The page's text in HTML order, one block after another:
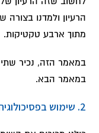
הרעיון ולמדנו
מתוך ארבע טקטיקות.
במאמר הזה, נכיר
במאמר הבא.
2. שימוש בפסיכולוגיה הפוכה